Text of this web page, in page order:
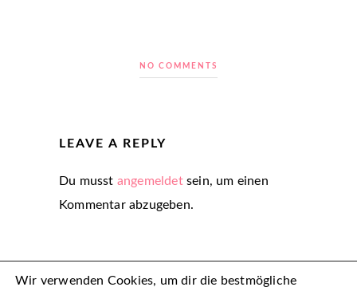
NO COMMENTS
LEAVE A REPLY
Du musst angemeldetsein, um einen
Kommentar abzugeben.
Wir verwenden Cookies, um dir die bestmögliche